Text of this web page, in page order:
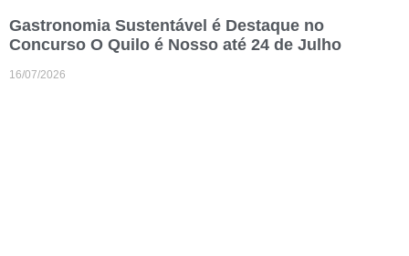
Gastronomia Sustentável é Destaque no
Concurso O Quilo é Nosso até 24 de Julho
16/07/2026